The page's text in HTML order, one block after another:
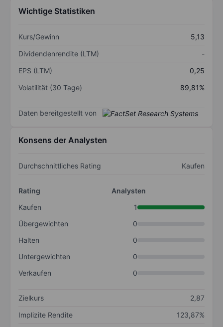
Wichtige Statistiken
Kurs/Gewinn
5,13
Dividendenrendite (LTM)
-
EPS (LTM)
0,25
Volatilität (30 Tage)
89,81%
Daten bereitgestellt von
Konsens der Analysten
Durchschnittliches Rating Kaufen
Rating
Analysten
Kaufen
1
Übergewichten
0
Halten
0
Untergewichten
0
Verkaufen
0
Zielkurs
2,87
Implizite Rendite
123,87%